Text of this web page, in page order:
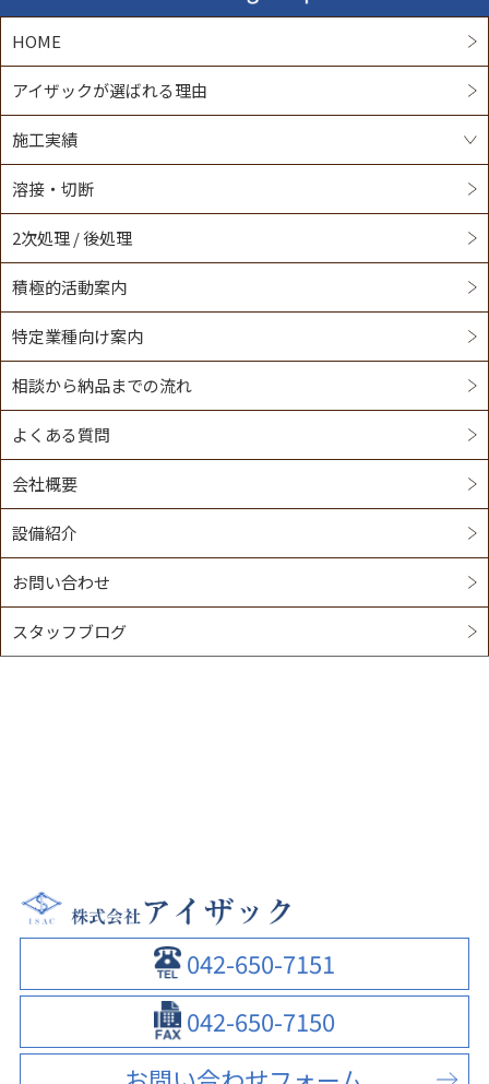
HOME
アイザックが選ばれる理由
施工実績
溶接・切断
2次処理 / 後処理
積極的活動案内
特定業種向け案内
相談から納品までの流れ
よくある質問
会社概要
設備紹介
お問い合わせ
スタッフブログ
042-650-7151
042-650-7150